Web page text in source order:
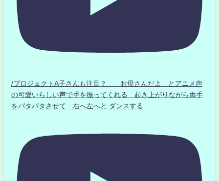
/プロジェクトA子さんも注目？ お母さんだよ とアニメ声
の可愛いらしい声で手を振ってくれる 起き上がりながら両手
をパタパタさせて 右へ左へと ダンスする